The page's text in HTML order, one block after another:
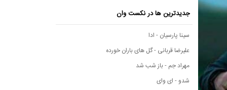
جدیدترین ها در نکست وان
سینا پارسیان - ادا
علیرضا قربانی - گل های باران خورده
مهراد جم - باز شب شد
شدو - ای وای